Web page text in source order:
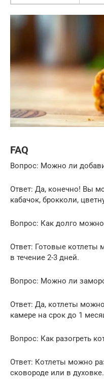
FAQ
Вопрос: Можно ли
Ответ: Да, конечно! Вы
кабачок, брокколи,
Вопрос: Как долго
Ответ: Готовые котлеты
в течение 2-3 дней.
Вопрос: Можно ли
Ответ: Да, котлеты
камере на срок до 1
Вопрос: Как разогреть
Ответ: Котлеты можно
сковороде или в духовке.